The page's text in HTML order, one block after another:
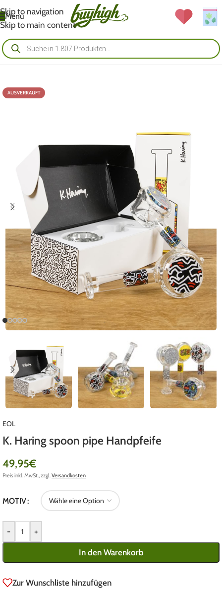
Skip to navigation
Skip to main content
Menü
AUSVERKAUFT
EOL
K. Haring spoon pipe Handpfeife
49,95€
Preis inkl. MwSt., zzgl.Versandkosten
MOTIV
- +
In den Warenkorb
Zur Wunschliste hinzufügen